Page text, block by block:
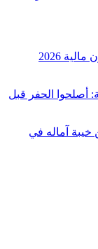
الدكتور مجد عبد المنعم يتحدث عن رهانات قانون مالية 2026
الحفر قبل
خيبة آماله في